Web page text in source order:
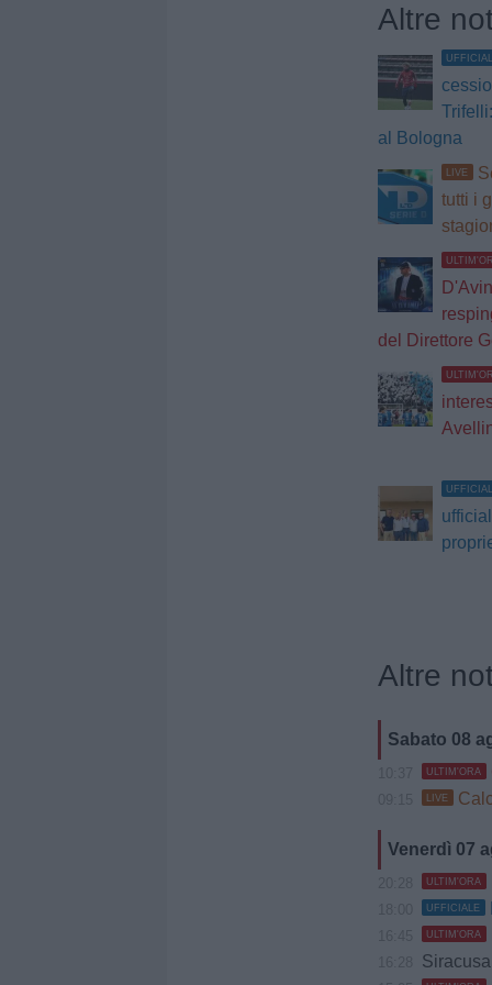
Altre
al Bologna
LIVE
tutti i
del Direttore
Altre
Sabato 08
ULTIM'ORA
LIVE
Venerdì 07
ULTIM'ORA
UFFICIALE
ULTIM'ORA
Siracusa,